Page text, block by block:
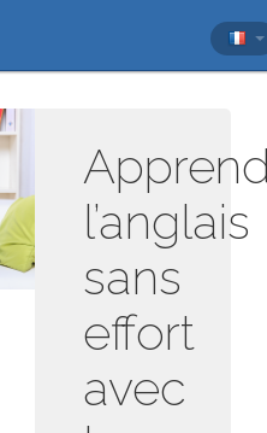
l’anglais
sans
effort
avec